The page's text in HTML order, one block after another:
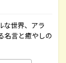
な世界、アラ
名言と癒やしの